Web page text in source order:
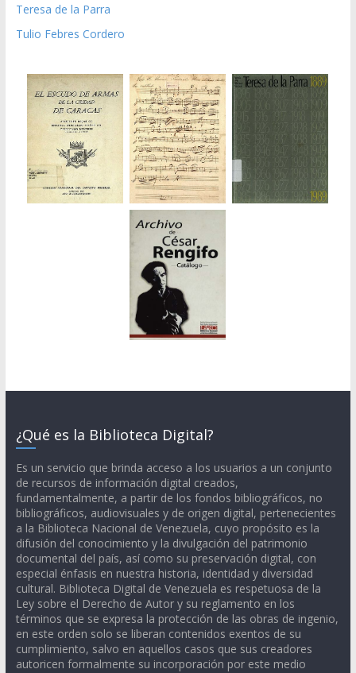
Teresa de la Parra
Tulio Febres Cordero
¿Qué es la Biblioteca Digital?
Es un servicio que brinda acceso a los usuarios a un conjunto
de recursos de información digital creados,
fundamentalmente, a partir de los fondos bibliográficos, no
bibliográficos, audiovisuales y de origen digital, pertenecientes
a la Biblioteca Nacional de Venezuela, cuyo propósito es la
difusión del conocimiento y la divulgación del patrimonio
documental del país, así como su preservación digital, con
especial énfasis en nuestra historia, identidad y diversidad
cultural. Biblioteca Digital de Venezuela es respetuosa de la
Ley sobre el Derecho de Autor y su reglamento en los
términos que se expresa la protección de las obras de ingenio,
en este orden solo se liberan contenidos exentos de su
cumplimiento, salvo en aquellos casos que sus creadores
autoricen formalmente su incorporación por este medio